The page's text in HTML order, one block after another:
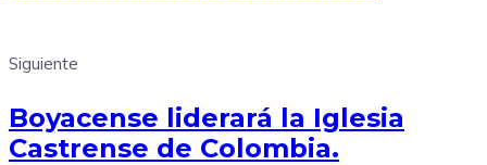
Siguiente
Boyacense liderará la Iglesia
Castrense de Colombia.